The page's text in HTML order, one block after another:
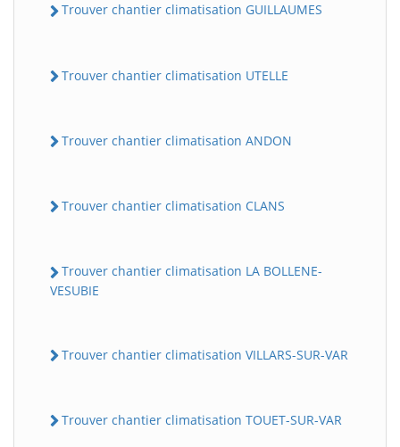
Trouver chantier climatisation GUILLAUMES
Trouver chantier climatisation UTELLE
Trouver chantier climatisation ANDON
Trouver chantier climatisation CLANS
Trouver chantier climatisation LA BOLLENE-
VESUBIE
Trouver chantier climatisation VILLARS-SUR-VAR
Trouver chantier climatisation TOUET-SUR-VAR